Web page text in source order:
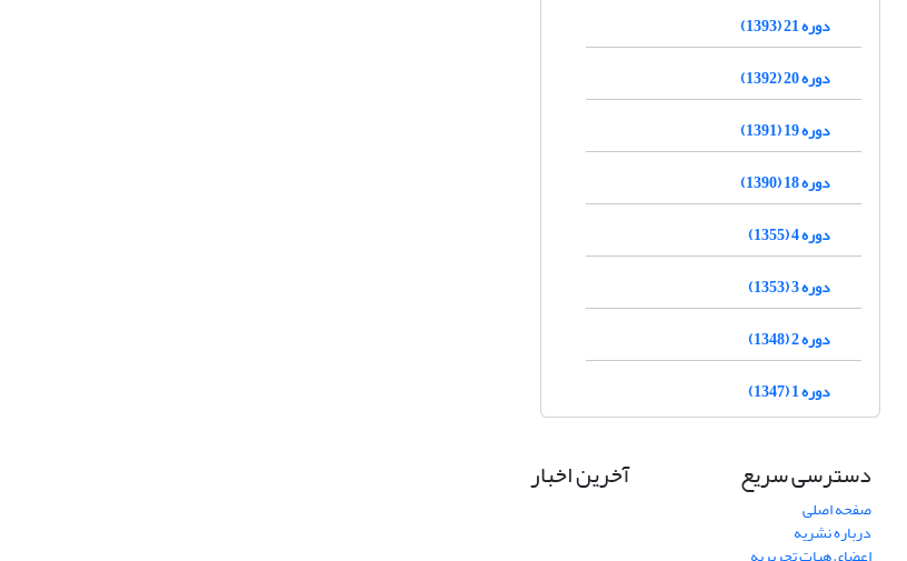
دوره 21 (1393)
دوره 20 (1392)
دوره 19 (1391)
دوره 18 (1390)
دوره 4 (1355)
دوره 3 (1353)
دوره 2 (1348)
دوره 1 (1347)
دسترسی سریع
صفحه اصلی
درباره نشریه
آخرین اخبار